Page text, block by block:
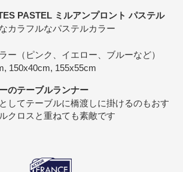
PASTEL ミルアンプロント パステル
カラフルなパステルカラー
ー（ピンク、イエロー、ブルーなど）
150x40cm, 155x55cm
のテーブルランナー
してテーブルに橋渡しに掛けるのもおす
クロスと重ねても素敵です